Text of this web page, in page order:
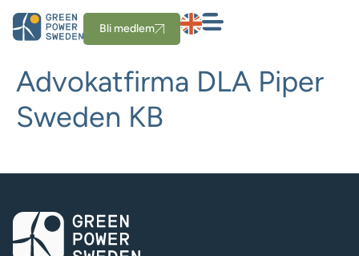
Bli medlem
Advokatfirma DLA Piper
Sweden KB